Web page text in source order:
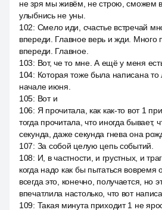
не зря мы живём, не строю, сможем
улыбнись не уны.
102: Смело иди, счастье встречай
впереди. Главное верь и жди. Много
впереди. Главное.
103: Вот, че то мне. А ещё у меня
104: Которая тоже была написана
начале июня.
105: Вот и
106: Я прочитала, как как-то вот 1
тогда прочитала, что иногда бывает,
секунда, даже секунда гнева она
107: За собой целую цепь событий.
108: И, в частности, и грустных, и
когда надо как бы пытаться вовремя
всегда это, конечно, получается, но
впечатлила настолько, что вот
109: Такая минута приходит 1 не